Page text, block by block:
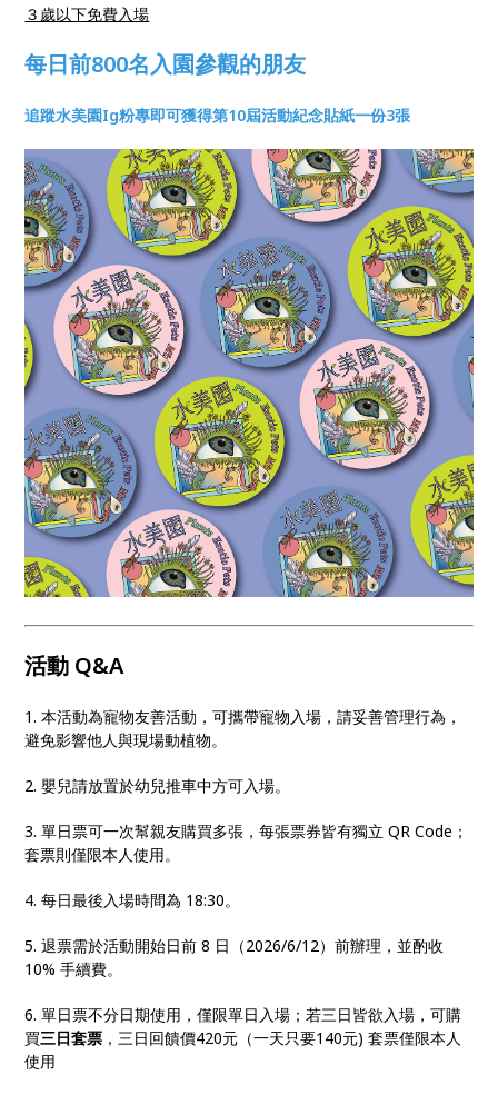
３歲以下免費入場
每日前800名入園參觀的朋友
追蹤水美園Ig粉專即可獲得第10屆活動紀念貼紙一份3張
活動 Q&A
1. 本活動為寵物友善活動，可攜帶寵物入場，請妥善管理行為，
避免影響他人與現場動植物。
2. 嬰兒請放置於幼兒推車中方可入場。
3. 單日票可一次幫親友購買多張，每張票券皆有獨立 QR Code；
套票則僅限本人使用。
4. 每日最後入場時間為 18:30。
5. 退票需於活動開始日前 8 日（2026/6/12）前辦理，並酌收
10% 手續費。
6. 單日票不分日期使用，僅限單日入場；若三日皆欲入場，可購
買三日套票 ，三日回饋價420元（一天只要140元) 套票僅限本人
使用